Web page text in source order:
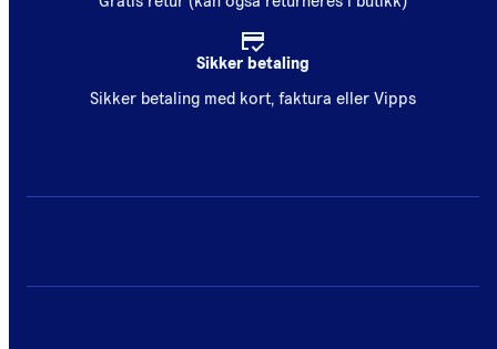
Sikker betaling
Sikker betaling med kort, faktura eller Vipps